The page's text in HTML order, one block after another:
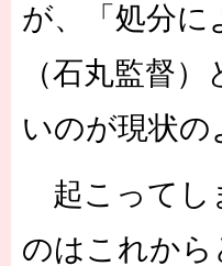
が、「処分
（石丸監督
いのが現状の
起こってし
のはこれか